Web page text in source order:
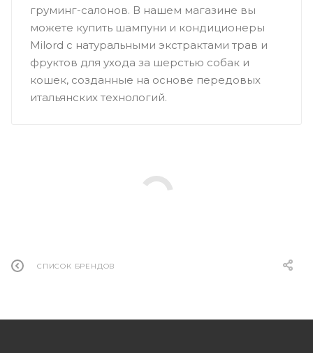
груминг-салонов. В нашем магазине вы
можете купить шампуни и кондиционеры
Milord с натуральными экстрактами трав и
фруктов для ухода за шерстью собак и
кошек, созданные на основе передовых
итальянских технологий.
СПИСОК БРЕНДОВ